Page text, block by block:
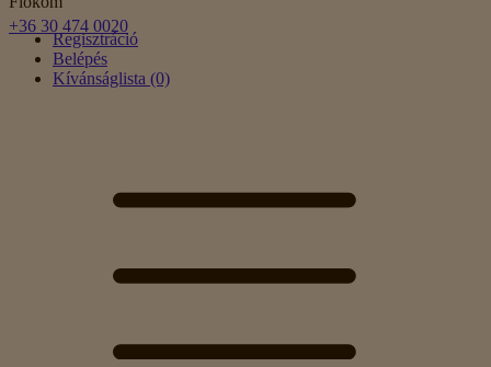
Regisztráció
Belépés
Kívánságlista (0)
+36 30 474 0020